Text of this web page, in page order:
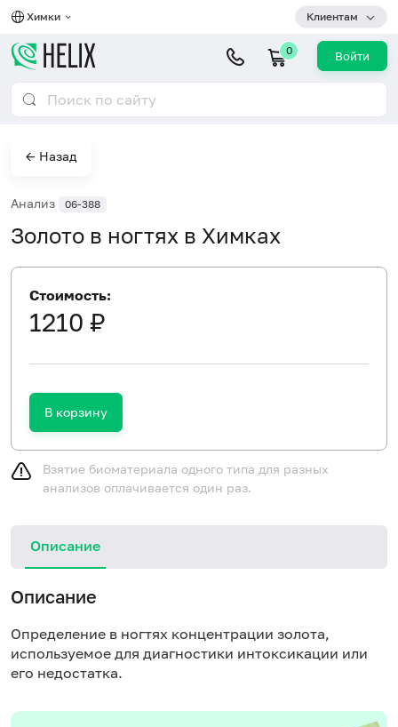
Химки Клиентам
0 Войти
← Назад
Анализ 06-388
Золото в ногтях в Химках
Стоимость:
1210 ₽
В корзину
Взятие биоматериала одного типа для разных
анализов оплачивается один раз.
Описание
Описание
Определение в ногтях концентрации золота,
используемое для диагностики интоксикации или
его недостатка.